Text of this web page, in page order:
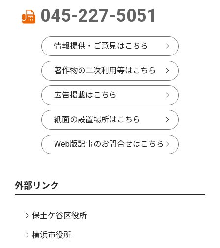
045-227-5051
情報提供・ご意見はこちら
著作物の二次利用等はこちら
広告掲載はこちら
紙面の設置場所はこちら
Web版記事のお問合せはこちら
外部リンク
保土ケ谷区役所
横浜市役所